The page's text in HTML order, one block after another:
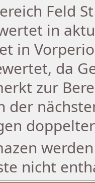
Feld
in
in
da
zur
der
nicht